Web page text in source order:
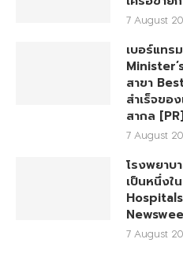
7 August
เบอร์แทร
สาขา
สำเร็จขอ
สากล
7 August
โรงพยาบ
เป็นหนึ่งใ
7 August